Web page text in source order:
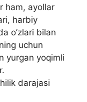
ham, ayollar
harbiy
o’zlari bilan
uchun
yurgan yoqimli
darajasi